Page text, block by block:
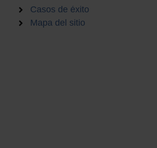
Casos de éxito
Mapa del sitio